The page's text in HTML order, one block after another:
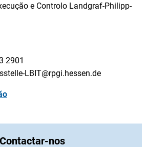
e Controlo Landgraf-Philipp-
2901
LBIT@rpgi.hessen.de
Contactar-nos